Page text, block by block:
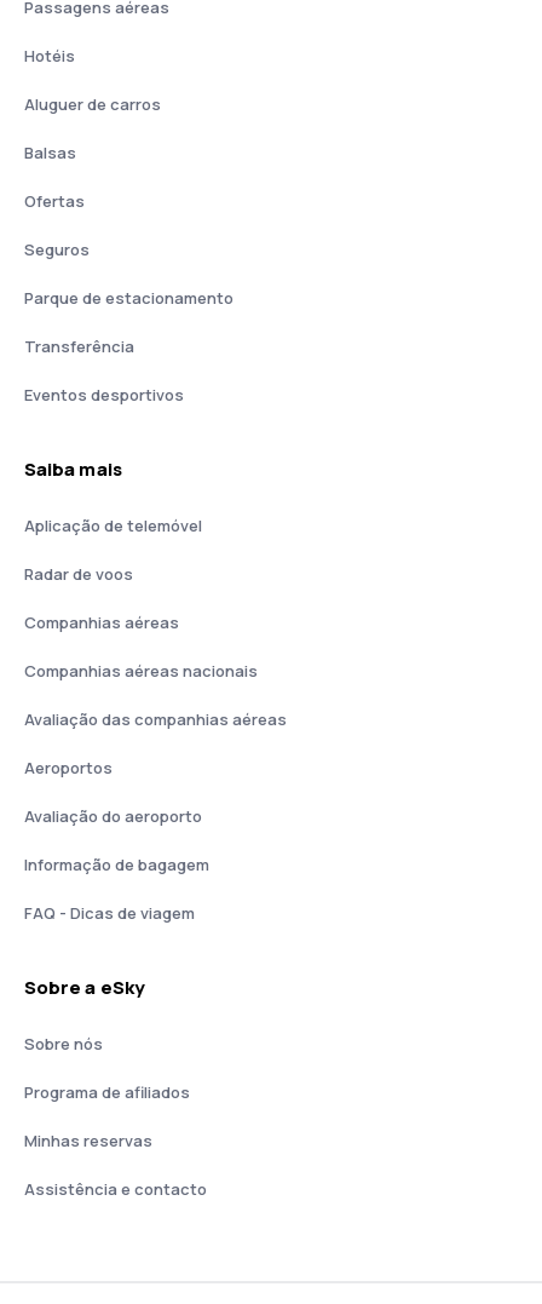
Passagens aéreas
Hotéis
Aluguer de carros
Balsas
Ofertas
Seguros
Parque de estacionamento
Transferência
Eventos desportivos
Saiba mais
Aplicação de telemóvel
Radar de voos
Companhias aéreas
Companhias aéreas nacionais
Avaliação das companhias aéreas
Aeroportos
Avaliação do aeroporto
Informação de bagagem
FAQ - Dicas de viagem
Sobre a eSky
Sobre nós
Programa de afiliados
Minhas reservas
Assistência e contacto